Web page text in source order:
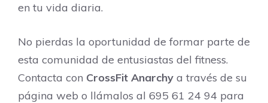
en tu vida diaria.
No pierdas la oportunidad de formar parte de
esta comunidad de entusiastas del fitness.
Contacta con CrossFit Anarchy a través de su
página web o llámalos al 695 61 24 94 para